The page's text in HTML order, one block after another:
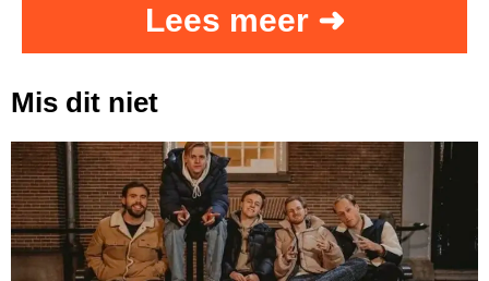
Lees meer ➜
Mis dit niet